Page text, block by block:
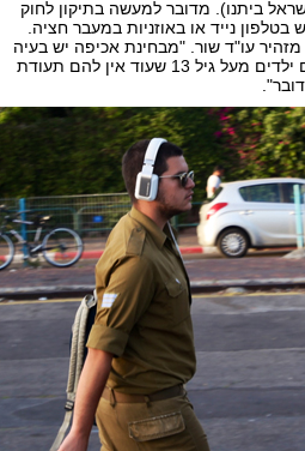
ביתנו). מדובר למעשה בתיקון לחוק
נייד או באוזניות במעבר חציה.
עו"ד שור. "מבחינת אכיפה יש בעיה
לאכוף את זה מול ילדים בגיל 12-13 וגם ילדים מעל גיל 13 שעוד אין להם תעודת